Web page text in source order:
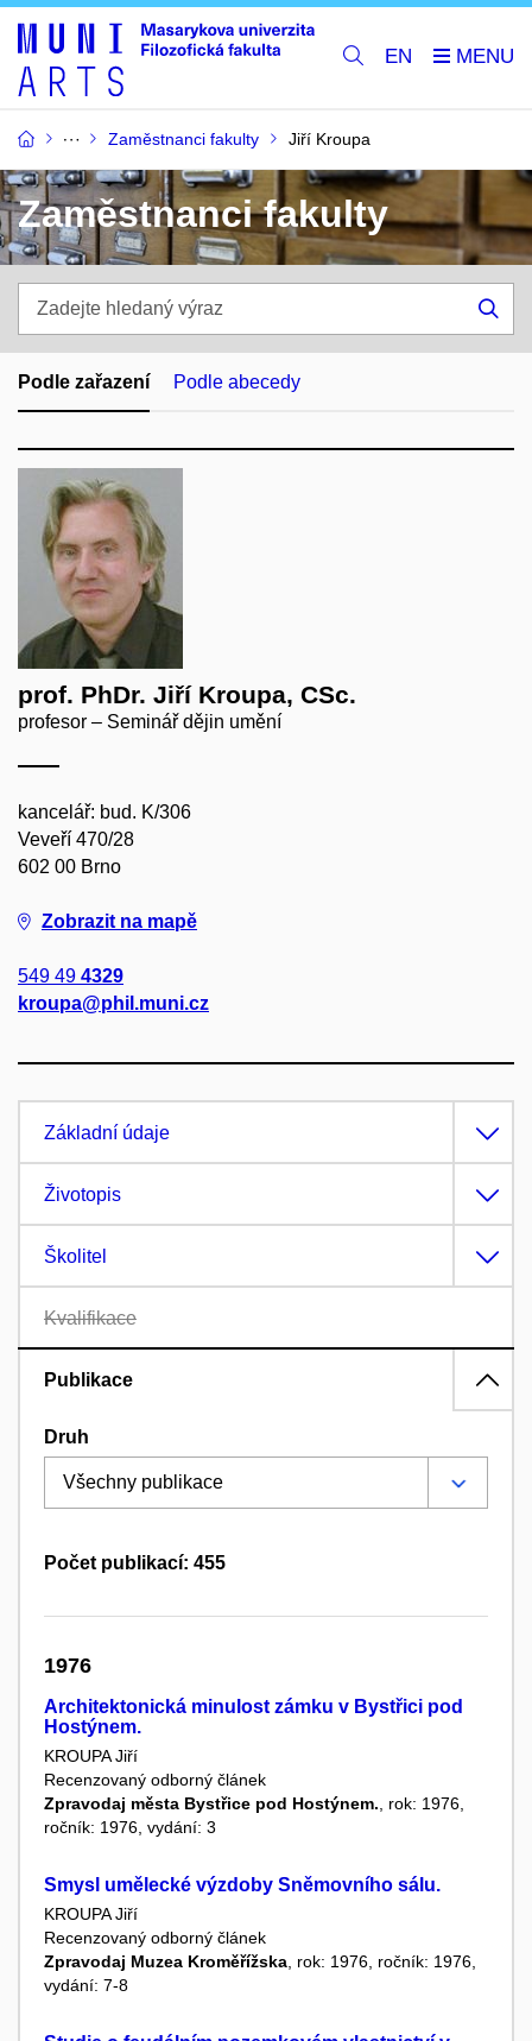
EN
Zaměstnanci fakulty Jiří Kroupa
Zaměstnanci fakulty
hledaný
výraz
Podle zařazení Podle abecedy
prof. PhDr. Jiří Kroupa, CSc.
profesor – Seminář dějin umění
kancelář: bud. K/306
Veveří 470/28
602 00 Brno
Zobrazit na mapě
549 49 4329
kroupa@phil.muni.cz
Základní údaje
Životopis
Školitel
Kvalifikace
Publikace
Druh
Počet publikací: 455
1976
Architektonická minulost zámku v Bystřici pod
Hostýnem.
KROUPA Jiří
Recenzovaný odborný článek
Zpravodaj města Bystřice pod Hostýnem. , rok: 1976,
ročník: 1976, vydání: 3
Smysl umělecké výzdoby Sněmovního sálu.
KROUPA Jiří
Recenzovaný odborný článek
Zpravodaj Muzea Kroměřížska, rok: 1976, ročník: 1976,
vydání: 7-8